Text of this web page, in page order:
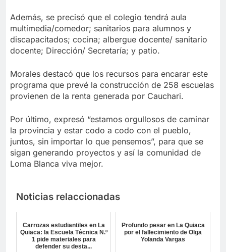
Además, se precisó que el colegio tendrá aula
multimedia/comedor; sanitarios para alumnos y
discapacitados; cocina; albergue docente/ sanitario
docente; Dirección/ Secretaría; y patio.
Morales destacó que los recursos para encarar este
programa que prevé la construcción de 258 escuelas
provienen de la renta generada por Cauchari.
Por último, expresó “estamos orgullosos de caminar
la provincia y estar codo a codo con el pueblo,
juntos, sin importar lo que pensemos”, para que se
sigan generando proyectos y así la comunidad de
Loma Blanca viva mejor.
Noticias relaccionadas
Carrozas estudiantiles en La
Quiaca: la Escuela Técnica N.º
1 pide materiales para
defender su desta...
Profundo pesar en La Quiaca
por el fallecimiento de Olga
Yolanda Vargas